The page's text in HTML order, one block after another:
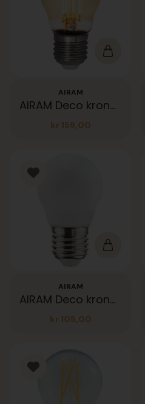
AIRAM
AIRAM Deco krone Amber 360lm E27 22K
kr 159,00
AIRAM
AIRAM Deco krone opal 470lm 3K E27
kr 105,00